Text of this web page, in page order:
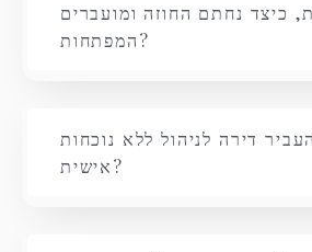
כיצד נחתם החוזה ומועברים
המפתחות?
דירה לניהול ללא נוכחות
אישית?